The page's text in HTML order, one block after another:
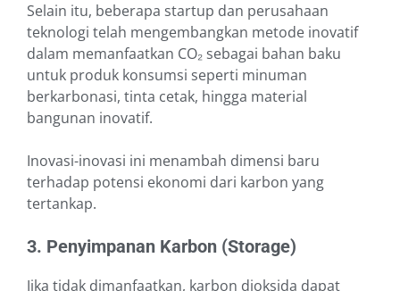
Selain itu, beberapa startup dan perusahaan
teknologi telah mengembangkan metode inovatif
dalam memanfaatkan CO₂ sebagai bahan baku
untuk produk konsumsi seperti minuman
berkarbonasi, tinta cetak, hingga material
bangunan inovatif.
Inovasi-inovasi ini menambah dimensi baru
terhadap potensi ekonomi dari karbon yang
tertankap.
3. Penyimpanan Karbon (Storage)
Jika tidak dimanfaatkan, karbon dioksida dapat